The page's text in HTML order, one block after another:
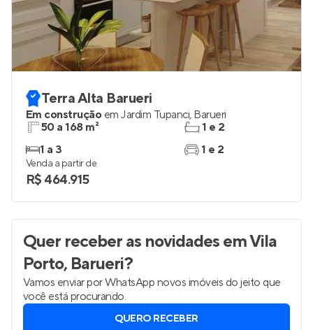
Terra Alta Barueri
Em construção em Jardim Tupanci, Barueri
50 a 168 m²
1 a 3
1 e 2
1 e 2
Venda a partir de
R$ 464.915
Quer receber as novidadesem Vila
Porto, Barueri?
Vamos enviar por WhatsApp novos imóveis do jeito que
você está procurando.
QUERO RECEBER